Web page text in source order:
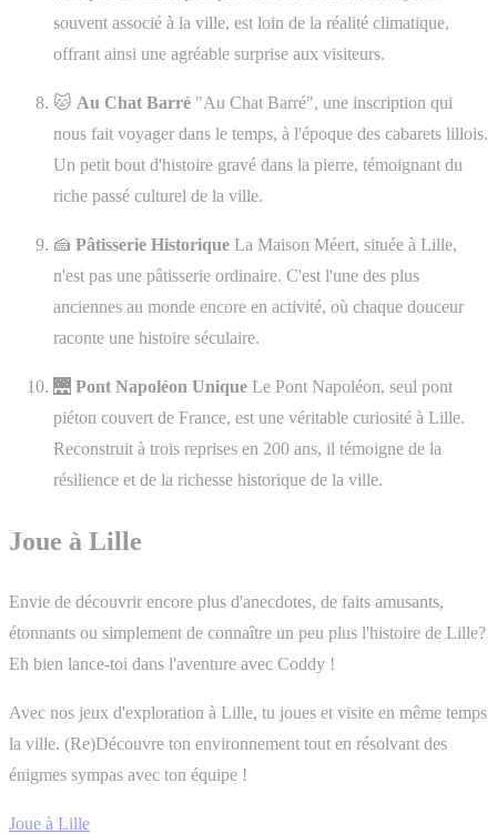
souvent associé à la ville, est loin de la réalité climatique,
offrant ainsi une agréable surprise aux visiteurs.
🐱 Au Chat Barré "Au Chat Barré", une inscription qui
nous fait voyager dans le temps, à l'époque des cabarets lillois.
Un petit bout d'histoire gravé dans la pierre, témoignant du
riche passé culturel de la ville.
🍰 Pâtisserie Historique La Maison Méert, située à Lille,
n'est pas une pâtisserie ordinaire. C'est l'une des plus
anciennes au monde encore en activité, où chaque douceur
raconte une histoire séculaire.
🌉 Pont Napoléon Unique Le Pont Napoléon, seul pont
piéton couvert de France, est une véritable curiosité à Lille.
Reconstruit à trois reprises en 200 ans, il témoigne de la
résilience et de la richesse historique de la ville.
Joue à Lille
Envie de découvrir encore plus d'anecdotes, de faits amusants,
étonnants ou simplement de connaître un peu plus l'histoire de Lille?
Eh bien lance-toi dans l'aventure avec Coddy !
Avec nos jeux d'exploration à Lille, tu joues et visite en même temps
la ville. (Re)Découvre ton environnement tout en résolvant des
énigmes sympas avec ton équipe !
Joue à Lille